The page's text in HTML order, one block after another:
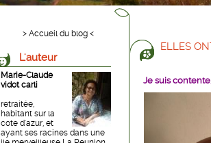
> Accueil du blog <
L'auteur
Marie-Claude
vidot carli
retraitée,
habitant sur la
cote d'azur, et
ayant ses racines dans une
ELLES
Je suis